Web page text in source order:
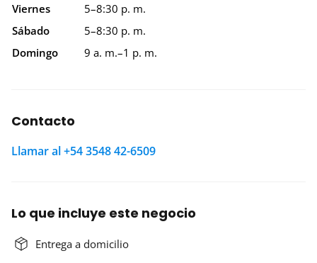
Viernes
5–8:30 p. m.
Sábado
5–8:30 p. m.
Domingo
9 a. m.–1 p. m.
Contacto
Llamar al +54 3548 42-6509
Lo que incluye este negocio
Entrega a domicilio